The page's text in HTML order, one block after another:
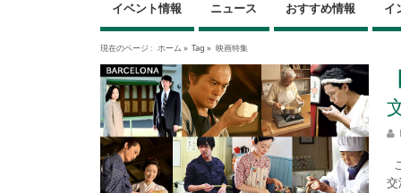
イベント情報 ニュース おすすめ情報 イ
現在のページ : ホーム » Tag » 映画特集
交